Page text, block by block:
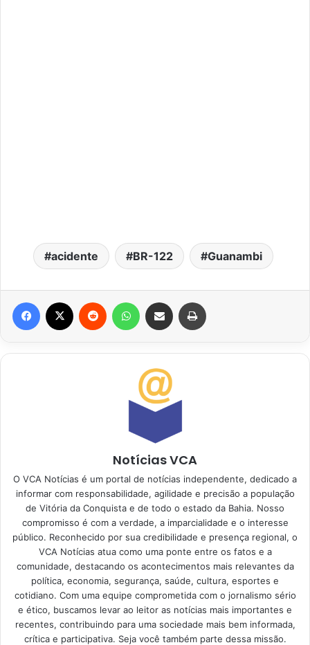
acidente BR-122 Guanambi
Facebook Reddit WhatsAppCompartilhar via e-mail
Notícias VCA
O VCA Notícias é um portal de notícias independente, dedicado a
informar com responsabilidade, agilidade e precisão a população
de Vitória da Conquista e de todo o estado da Bahia. Nosso
compromisso é com a verdade, a imparcialidade e o interesse
público. Reconhecido por sua credibilidade e presença regional, o
VCA Notícias atua como uma ponte entre os fatos e a
comunidade, destacando os acontecimentos mais relevantes da
política, economia, segurança, saúde, cultura, esportes e
cotidiano. Com uma equipe comprometida com o jornalismo sério
e ético, buscamos levar ao leitor as notícias mais importantes e
recentes, contribuindo para uma sociedade mais bem informada,
crítica e participativa. Seja você também parte dessa missão.